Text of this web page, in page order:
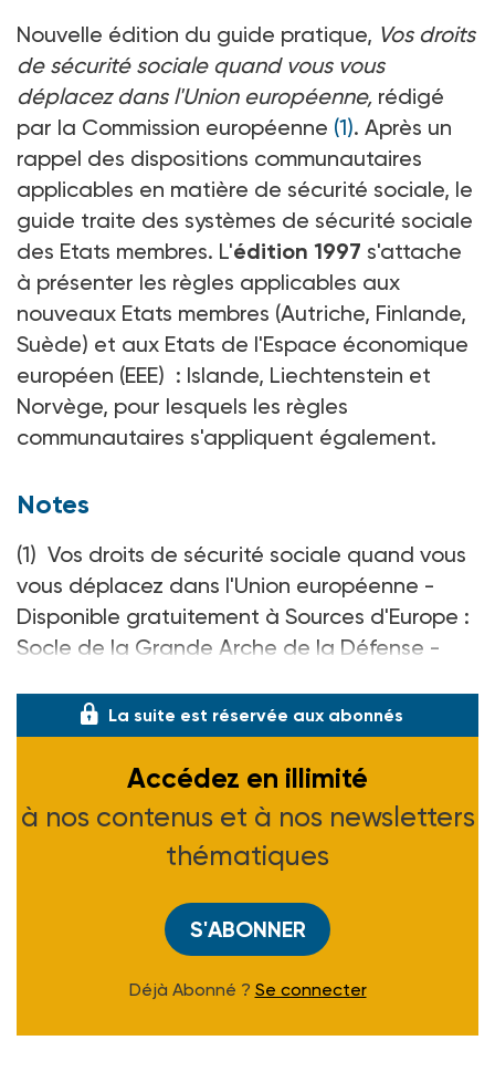
Nouvelle édition du guide pratique, Vos droits
de sécurité sociale quand vous vous
déplacez dans l'Union européenne, rédigé
par la Commission européenne (1). Après un
rappel des dispositions communautaires
applicables en matière de sécurité sociale, le
guide traite des systèmes de sécurité sociale
des Etats membres. L'édition 1997 s'attache
à présenter les règles applicables aux
nouveaux Etats membres (Autriche, Finlande,
Suède) et aux Etats de l'Espace économique
européen (EEE) : Islande, Liechtenstein et
Norvège, pour lesquels les règles
communautaires s'appliquent également.
Notes
(1) Vos droits de sécurité sociale quand vous
vous déplacez dans l'Union européenne -
Disponible gratuitement à Sources d'Europe :
Socle de la Grande Arche de la Défense -
La suite est réservée aux abonnés
Accédez en illimité
à nos contenus et à nos newsletters
thématiques
S'ABONNER
Déjà Abonné ? Se connecter